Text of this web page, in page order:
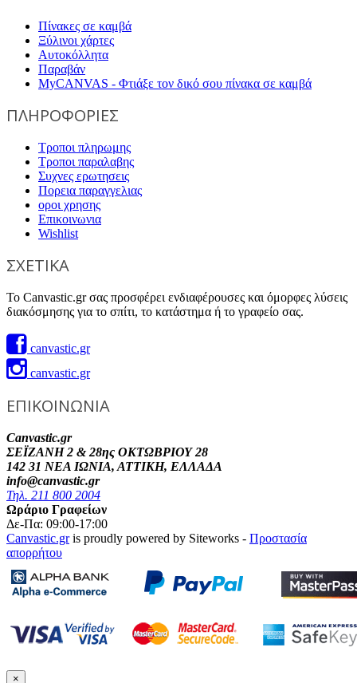
Πίνακες σε καμβά
Ξύλινοι χάρτες
Αυτοκόλλητα
Παραβάν
MyCANVAS - Φτιάξε τον δικό σου πίνακα σε καμβά
ΠΛΗΡΟΦΟΡΙΕΣ
Τροποι πληρωμης
Τροποι παραλαβης
Συχνες ερωτησεις
Πορεια παραγγελιας
οροι χρησης
Επικοινωνια
Wishlist
ΣΧΕΤΙΚΑ
Το Canvastic.gr σας προσφέρει ενδιαφέρουσες και όμορφες λύσεις
διακόσμησης για το σπίτι, το κατάστημα ή το γραφείο σας.
canvastic.gr
canvastic.gr
ΕΠΙΚΟΙΝΩΝΙΑ
Canvastic.gr
ΣΕΪΖΑΝΗ 2 & 28ης ΟΚΤΩΒΡΙΟΥ 28
142 31 ΝΕΑ ΙΩΝΙΑ, ΑΤΤΙΚΗ, ΕΛΛΑΔΑ
info@canvastic.gr
Τηλ. 211 800 2004
Ωράριο Γραφείων
Δε-Πα: 09:00-17:00
Canvastic.gris proudly powered by Siteworks - Προστασία
απορρήτου
×